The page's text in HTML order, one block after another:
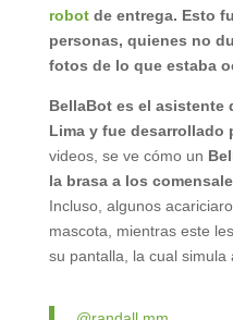
robotde entrega. Esto
personas, quienes no
fotos de lo que estaba
BellaBot es el asistente
Lima y fue desarrollado
videos, se ve cómo un
la brasa a los
Incluso, algunos
mascota, mientras este
su pantalla, la cual simula